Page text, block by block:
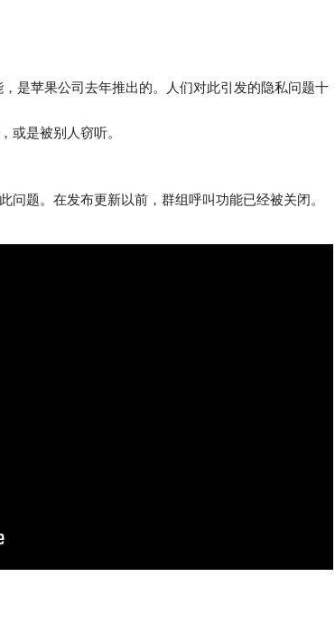
是苹果公司去年推出的。人们对此引发的隐私问题十
或是被别人窃听。
问题。在发布更新以前，群组呼叫功能已经被关闭。